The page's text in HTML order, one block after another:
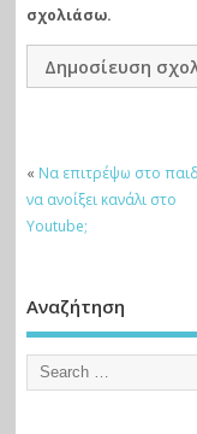
σχολιάσω.
« Να επιτρέψω στο
να ανοίξει κανάλι στο
Youtube;
Αναζήτηση